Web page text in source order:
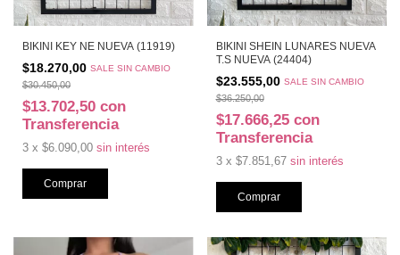
BIKINI KEY NE NUEVA (11919)
$18.270,00 SALE SIN CAMBIO
$30.450,00
$13.702,50 con
Transferencia
3 x $6.090,00 sin interés
Comprar
BIKINI SHEIN LUNARES NUEVA
T.S NUEVA (24404)
$23.555,00 SALE SIN CAMBIO
$36.250,00
$17.666,25 con
Transferencia
3 x $7.851,67 sin interés